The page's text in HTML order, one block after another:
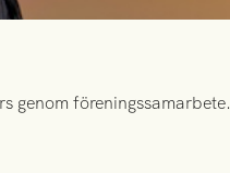
genom föreningssamarbete.